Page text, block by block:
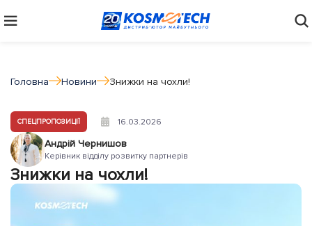
Головна Новини Знижки на чохли!
СПЕЦПРОПОЗИЦІЇ 16.03.2026
Андрій Чернишов
Керівник відділу розвитку партнерів
Знижки на чохли!